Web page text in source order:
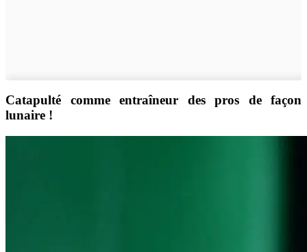
Catapulté comme entraîneur des pros de façon
lunaire !